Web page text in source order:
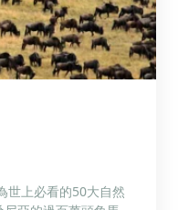
世上必看的50大自然